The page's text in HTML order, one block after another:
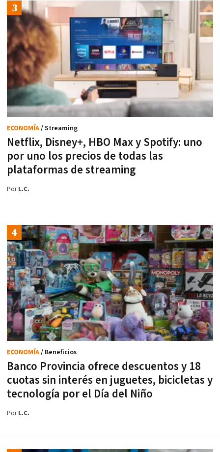
Netflix, Disney+, HBO Max y Spotify: uno
por uno los precios de todas las
plataformas de streaming
ECONOMÍA/ Streaming
PorL.C.
Banco Provincia ofrece descuentos y 18
cuotas sin interés en juguetes, bicicletas y
tecnología por el Día del Niño
ECONOMÍA/ Beneficios
PorL.C.